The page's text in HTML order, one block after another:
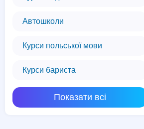
Автошколи
Курси польської мови
Курси бариста
Показати всі